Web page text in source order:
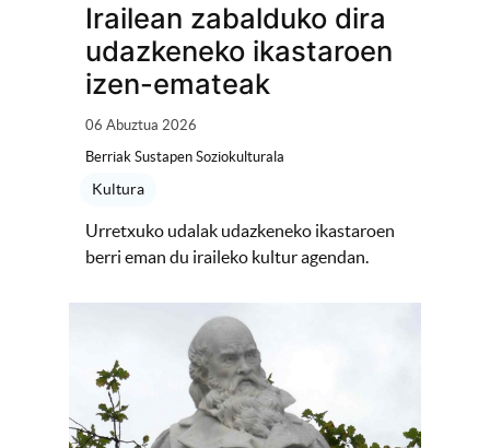
Irailean zabalduko dira
udazkeneko ikastaroen
izen-emateak
06 Abuztua 2026
Berriak Sustapen Soziokulturala
Kultura
Urretxuko udalak udazkeneko ikastaroen
berri eman du iraileko kultur agendan.